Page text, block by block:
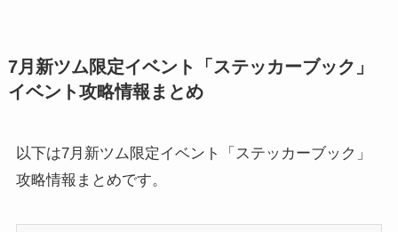
7月新ツム限定イベント「ステッカーブック」
イベント攻略情報まとめ
以下は7月新ツム限定イベント「ステッカーブック」
攻略情報まとめです。